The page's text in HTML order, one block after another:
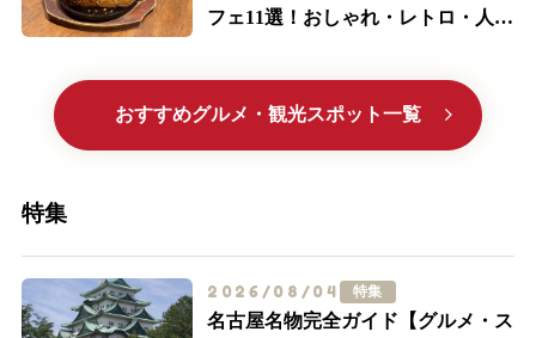
フェ11選！おしゃれ・レトロ・人気
おすすめグルメ・観光スポット一覧
特集
2026/08/04 特集
名古屋名物完全ガイド【グルメ・ス